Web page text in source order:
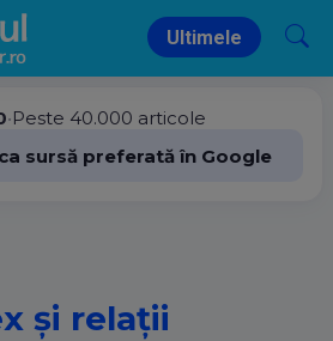
Ultimele
•Peste 40.000 articole
sursă preferată în Google
și relații